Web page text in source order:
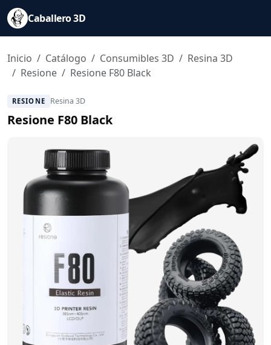
Caballero 3D
Inicio Catálogo Consumibles 3D
Resina 3D
Resione
Resione F80 Black
RESIONE Resina 3D
Resione F80 Black